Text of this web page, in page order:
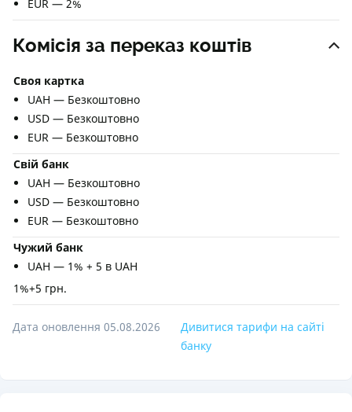
EUR — 2%
Комісія за переказ коштів
Своя картка
UAH — Безкоштовно
USD — Безкоштовно
EUR — Безкоштовно
Свій банк
UAH — Безкоштовно
USD — Безкоштовно
EUR — Безкоштовно
Чужий банк
UAH — 1% + 5 в UAH
1%+5 грн.
Дата оновлення 05.08.2026
Дивитися тарифи на сайті
банку